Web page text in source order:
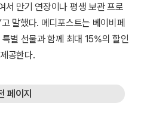
서 만기 연장이나 평생 보관 프로
말했다. 메디포스트는 베이비페
별 선물과 함께 최대 15%의 할인
공한다.
페이지